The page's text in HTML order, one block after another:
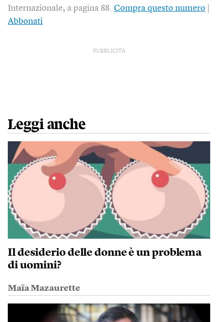
Internazionale, a pagina 88. Compra questo numero
Abbonati
PUBBLICITÀ
Leggi anche
Il desiderio delle donne è un problema
di uomini?
Maïa Mazaurette